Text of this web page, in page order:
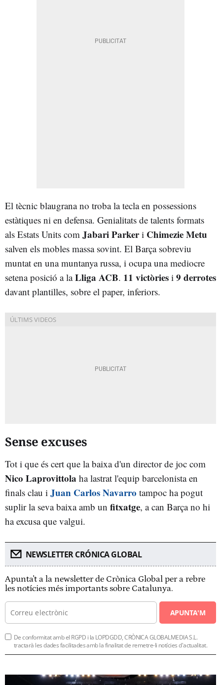
El tècnic blaugrana no troba la tecla en possessions
estàtiques ni en defensa. Genialitats de talents formats
als Estats Units com Jabari Parkeri Chimezie Metu
salven els mobles massa sovint. El Barça sobreviu
muntat en una muntanya russa, i ocupa una mediocre
setena posició a laLliga ACB. 11 victòries i 9 derrotes
davant plantilles, sobre el paper, inferiors.
Sense excuses
Tot i que és cert que la baixa d'un director de joc com
Nico Laprovittola ha lastrat l'equip barcelonista en
finals clau i Juan Carlos Navarro tampoc ha pogut
suplir la seva baixa amb un fitxatge, a can Barça no hi
ha excusa que valgui.
NEWSLETTER CRÓNICA GLOBAL
Apunta't a la newsletter de Crònica Global per a rebre
les notícies més importants sobre Catalunya.
APUNTA'M
De conformitat amb el RGPD i la LOPDGDD, CRÒNICA GLOBALMEDIA S.L.
tractarà les dades facilitades amb la finalitat de remetre-li notícies d'actualitat.